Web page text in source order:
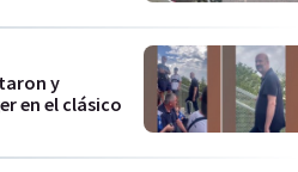
y
en el clásico